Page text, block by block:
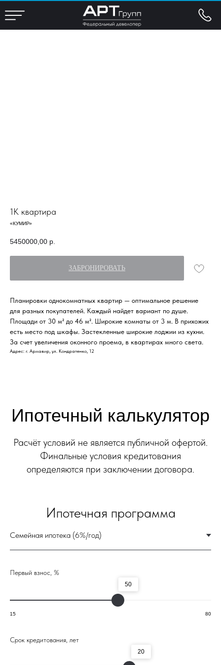
1К квартира
«КУМИР»
5450000,00 р.
ЗАБРОНИРОВАТЬ
Планировки однокомнатных квартир — оптимальное решение
для разных покупателей. Каждый найдет вариант по душе.
Площади от 30 м² до 46 м². Широкие комнаты от 3 м. В прихожих
есть место под шкафы. Застекленные широкие лоджии из кухни.
За счет увеличения оконного проема, в квартирах много света.
Адрес: г. Армавир, ул. Кондратенко, 12
Ипотечный калькулятор
Расчёт условий не является публичной офертой.
Финальные условия кредитования
определяются при заключении договора.
Первый взнос, %
50
15 80
Срок кредитования, лет
20